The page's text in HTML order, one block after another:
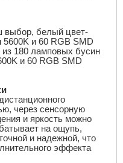
выбор, белый цвет-
5600K и 60 RGB SMD
из 180 ламповых бусин
и 60 RGB SMD
через сенсорную
и яркость можно
на ощупь,
и надежной, что
эффекта